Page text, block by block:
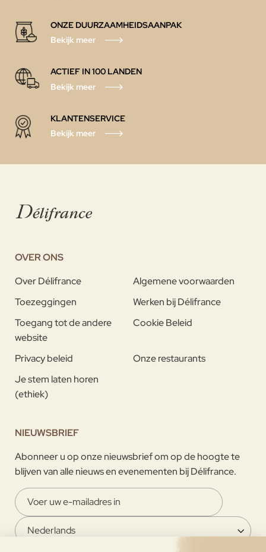
ONZE DUURZAAMHEIDSAANPAK
Bekijk meer
ACTIEF IN 100 LANDEN
Bekijk meer
KLANTENSERVICE
Bekijk meer
OVER ONS
Over Délifrance
Algemene voorwaarden
Toezeggingen
Werken bij Délifrance
Toegang tot de andere
website
Cookie Beleid
Privacy beleid
Onze restaurants
Je stem laten horen
(ethiek)
NIEUWSBRIEF
Abonneer u op onze nieuwsbrief om op de hoogte te
blijven van alle nieuws en evenementen bij Délifrance.